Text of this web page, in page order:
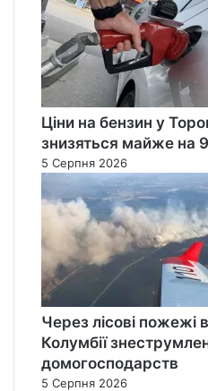
Ціни на бензин у
знизяться майже на 9
5 Серпня 2026
Через лісові пожежі
Колумбії
домогосподарств
5 Серпня 2026